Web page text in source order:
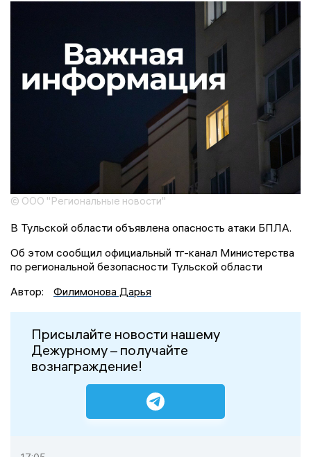
© ООО "Региональные новости"
В Тульской области объявлена опасность атаки БПЛА.
Об этом сообщил официальный тг-канал Министерства
по региональной безопасности Тульской области
Автор:
Филимонова Дарья
Присылайте новости нашему
Дежурному – получайте
вознаграждение!